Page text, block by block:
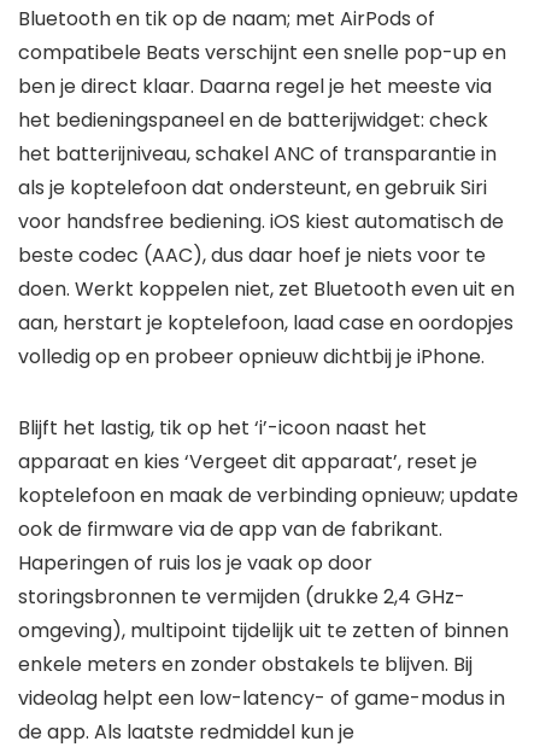
Bluetooth en tik op de naam; met AirPods of
compatibele Beats verschijnt een snelle pop-up en
ben je direct klaar. Daarna regel je het meeste via
het bedieningspaneel en de batterijwidget: check
het batterijniveau, schakel ANC of transparantie in
als je koptelefoon dat ondersteunt, en gebruik Siri
voor handsfree bediening. iOS kiest automatisch de
beste codec (AAC), dus daar hoef je niets voor te
doen. Werkt koppelen niet, zet Bluetooth even uit en
aan, herstart je koptelefoon, laad case en oordopjes
volledig op en probeer opnieuw dichtbij je iPhone.
Blijft het lastig, tik op het ‘i’-icoon naast het
apparaat en kies ‘Vergeet dit apparaat’, reset je
koptelefoon en maak de verbinding opnieuw; update
ook de firmware via de app van de fabrikant.
Haperingen of ruis los je vaak op door
storingsbronnen te vermijden (drukke 2,4 GHz-
omgeving), multipoint tijdelijk uit te zetten of binnen
enkele meters en zonder obstakels te blijven. Bij
videolag helpt een low-latency- of game-modus in
de app. Als laatste redmiddel kun je